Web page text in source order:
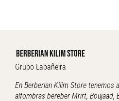
BERBERIAN KILIM STORE
Grupo Labañeira
En Berberian Kilim Store tenemos
alfombras bereber Mrirt, Boujaad,